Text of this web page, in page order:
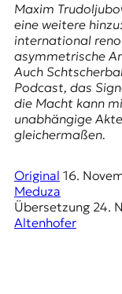
e
n
z
z
u
O
s
t
e
r
o
p
a
.
Maxim
eine weitere
international
asymmetrische
Auch
Podcast, das
die Macht kann
unabhängige
gleichermaßen.
Original 16.
Meduza
Übersetzung 24.
Altenhofer